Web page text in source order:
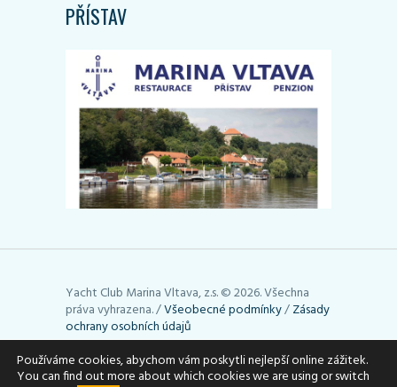
PŘÍSTAV
Yacht Club Marina Vltava, z.s. © 2026. Všechna
práva vyhrazena. /Všeobecné podmínky/Zásady
ochrany osobních údajů
Stránky používají cookies. Využívání cookies lze
upravit podle toho, jak potřebujete (např. je
Používáme cookies, abychom vám poskytli nejlepší online zážitek.
You can find out more about which cookies we are using or switch